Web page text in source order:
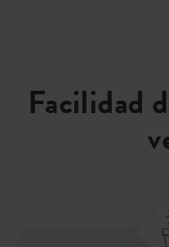
Facilidad